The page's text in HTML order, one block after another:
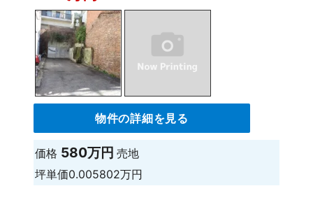
物件の詳細を見る
価格 580万円 売地
坪単価0.005802万円